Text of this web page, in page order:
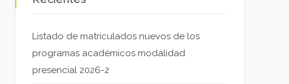
Listado de matriculados nuevos de los
programas académicos modalidad
presencial 2026-2